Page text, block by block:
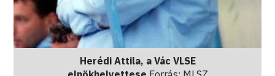
Herédi Attila, a Vác VLSE